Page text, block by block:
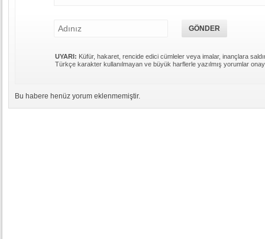
UYARI: Küfür, hakaret, rencide edici cümleler veya imalar, inançlara
Türkçe karakter kullanılmayan ve büyük harflerle yazılmış yorumlar
Bu habere henüz yorum eklenmemiştir.